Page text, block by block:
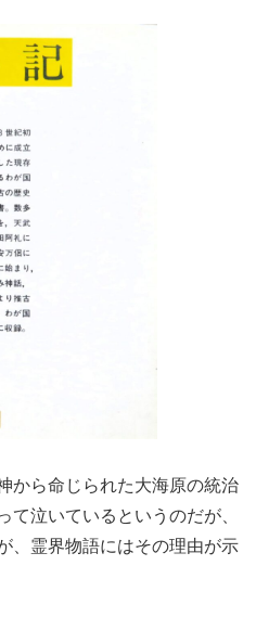
から命じられた大海原の統治
て泣いているというのだが、
、霊界物語にはその理由が示